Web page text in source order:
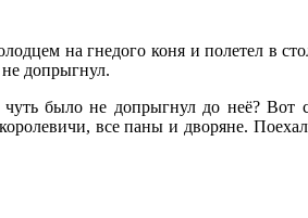
на гнедого коня и полетел в
допрыгнул.
было не допрыгнул до неё? Вот
все паны и дворяне.